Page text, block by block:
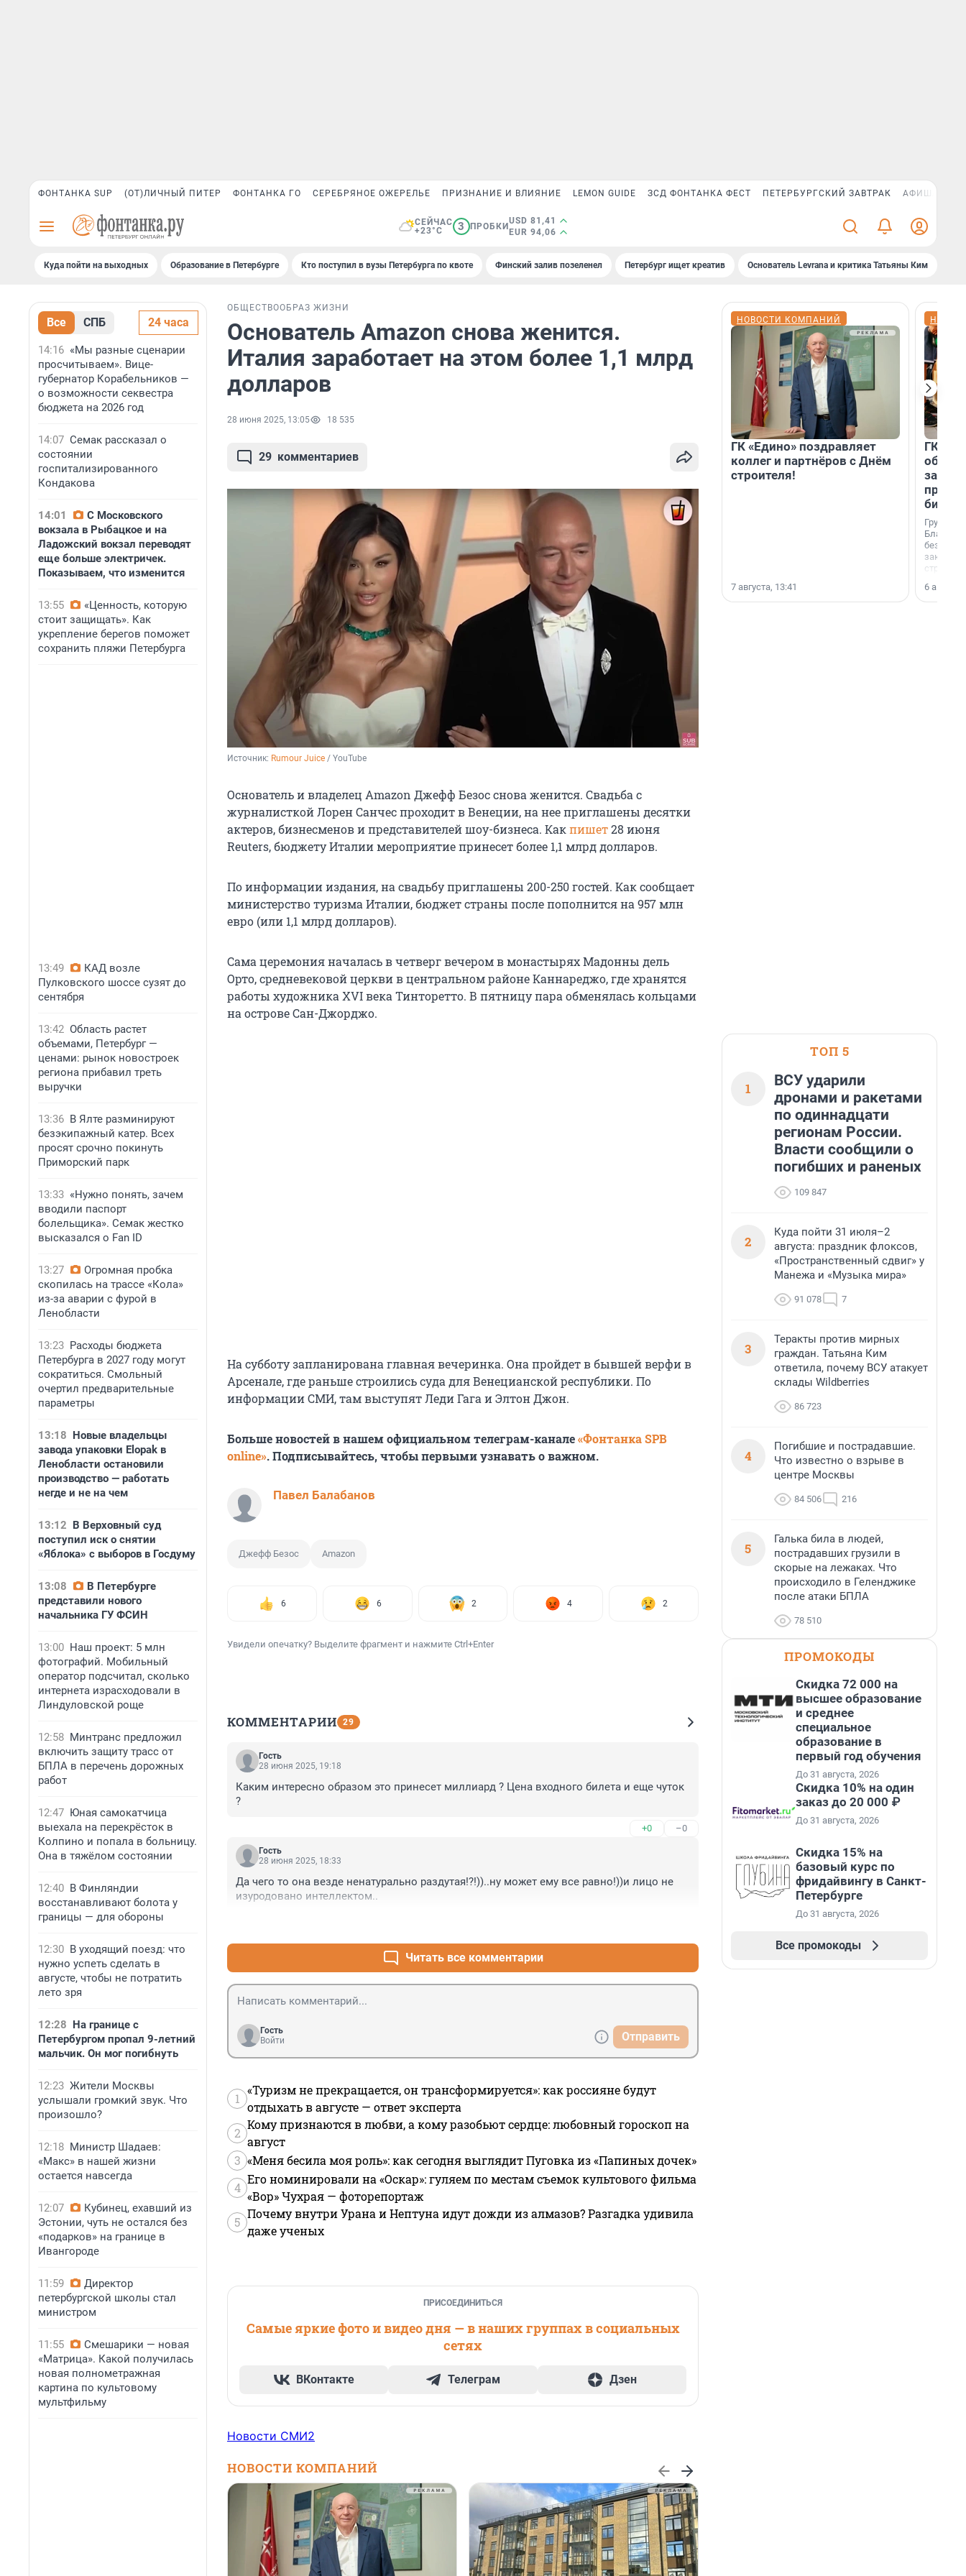
ФОНТАНКА SUP (ОТ)ЛИЧНЫЙ ПИТЕР ФОНТАНКА ГО СЕРЕБРЯНОЕ ОЖЕРЕЛЬЕ ПРИЗНАНИЕ И ВЛИЯНИЕ LEMON GUIDE ЗСД ФОНТАНКА ФЕСТ ПЕТЕРБУРГСКИЙ ЗАВТРАК АФИША PLUS
СЕЙЧАС
+23°C
3 ПРОБКИ
USD 81,41
EUR 94,06
Куда пойти на выходных Образование в Петербурге Кто поступил в вузы Петербурга по квоте Финский залив позеленел Петербург ищет креатив Основатель Levrana и критика Татьяны Ким
Все СПБ 24 часа
14:16 «Мы разные сценарии
просчитываем». Вице-
губернатор Корабельников —
о возможности секвестра
бюджета на 2026 год
14:07 Семак рассказал о
состоянии
госпитализированного
Кондакова
14:01
С Московского
вокзала в Рыбацкое и на
Ладожский вокзал переводят
еще больше электричек.
Показываем, что изменится
13:55
«Ценность, которую
стоит защищать». Как
укрепление берегов поможет
сохранить пляжи Петербурга
13:49
КАД возле
Пулковского шоссе сузят до
сентября
13:42 Область растет
объемами, Петербург —
ценами: рынок новостроек
региона прибавил треть
выручки
13:36 В Ялте разминируют
безэкипажный катер. Всех
просят срочно покинуть
Приморский парк
13:33 «Нужно понять, зачем
вводили паспорт
болельщика». Семак жестко
высказался о Fan ID
13:27
Огромная пробка
скопилась на трассе «Кола»
из-за аварии с фурой в
Ленобласти
13:23 Расходы бюджета
Петербурга в 2027 году могут
сократиться. Смольный
очертил предварительные
параметры
13:18 Новые владельцы
завода упаковки Elopak в
Ленобласти остановили
производство — работать
негде и не на чем
13:12 В Верховный суд
поступил иск о снятии
«Яблока» с выборов в Госдуму
13:08
В Петербурге
представили нового
начальника ГУ ФСИН
13:00 Наш проект: 5 млн
фотографий. Мобильный
оператор подсчитал, сколько
интернета израсходовали в
Линдуловской роще
12:58 Минтранс предложил
включить защиту трасс от
БПЛА в перечень дорожных
работ
12:47 Юная самокатчица
выехала на перекрёсток в
Колпино и попала в больницу.
Она в тяжёлом состоянии
12:40 В Финляндии
восстанавливают болота у
границы — для обороны
12:30 В уходящий поезд: что
нужно успеть сделать в
августе, чтобы не потратить
лето зря
12:28 На границе с
Петербургом пропал 9-летний
мальчик. Он мог погибнуть
12:23 Жители Москвы
услышали громкий звук. Что
произошло?
12:18 Министр Шадаев:
«Макс» в нашей жизни
остается навсегда
12:07
Кубинец, ехавший из
Эстонии, чуть не остался без
«подарков» на границе в
Ивангороде
11:59
Директор
петербургской школы стал
министром
11:55
Смешарики — новая
«Матрица». Какой получилась
новая полнометражная
картина по культовому
мультфильму
ОБЩЕСТВООБРАЗ ЖИЗНИ
Основатель Amazon снова женится.
Италия заработает на этом более 1,1 млрд
долларов
28 июня 2025, 13:05 18 535
29 комментариев
Источник: Rumour Juice / YouTube
Основатель и владелец Amazon Джефф Безос снова женится. Свадьба с
журналисткой Лорен Санчес проходит в Венеции, на нее приглашены десятки
актеров, бизнесменов и представителей шоу-бизнеса. Какпишет28 июня
Reuters, бюджету Италии мероприятие принесет более 1,1 млрддолларов.
По информации издания, на свадьбу приглашены 200-250 гостей. Как сообщает
министерство туризма Италии, бюджет страны после пополнится на 957 млн
евро (или 1,1 млрддолларов).
Сама церемония началась в четверг вечером в монастырях Мадонны дель
Орто, средневековой церкви в центральном районе Каннареджо, где хранятся
работы художника XVI века Тинторетто. В пятницу пара обменялась кольцами
на острове Сан-Джорджо.
На субботу запланирована главная вечеринка. Она пройдет в бывшей верфи в
Арсенале, где раньше строились суда для Венецианской республики. По
информации СМИ, там выступят Леди Гага и Элтон Джон.
Больше новостей в нашем официальном телеграм-канале«Фонтанка SPB
online». Подписывайтесь, чтобы первыми узнавать о важном.
Павел Балабанов
Джефф Безос Amazon
6 6 2 4 2
Увидели опечатку? Выделите фрагмент и нажмите Ctrl+Enter
КОММЕНТАРИИ 29
Гость
28 июня 2025, 19:18
Каким интересно образом это принесет миллиард ? Цена входного билета и еще чуток
?
+0 –0
Гость
28 июня 2025, 18:33
Да чего то она везде ненатурально раздутая!?!))..ну может ему все равно!))и лицо не
изуродовано интеллектом..
Читать все комментарии
Гость
Войти
Отправить
1
«Туризм не прекращается, он трансформируется»: как россияне будут
отдыхать в августе — ответ эксперта
2
Кому признаются в любви, а кому разобьют сердце: любовный гороскоп на
август
3 «Меня бесила моя роль»: как сегодня выглядит Пуговка из «Папиных дочек»
4
Его номинировали на «Оскар»: гуляем по местам съемок культового фильма
«Вор» Чухрая — фоторепортаж
5
Почему внутри Урана и Нептуна идут дожди из алмазов? Разгадка удивила
даже ученых
ПРИСОЕДИНИТЬСЯ
Самые яркие фото и видео дня — в наших группах в социальных
сетях
ВКонтакте Телеграм Дзен
Новости СМИ2
НОВОСТИ КОМПАНИЙ
НОВОСТИ КОМПАНИЙ
ГК «Едино» поздравляет
коллег и партнёров с Днём
строителя!
7 августа, 13:41
ГК
Группа
6
ТОП 5
1
ВСУ ударили
дронами и ракетами
по одиннадцати
регионам России.
Власти сообщили о
погибших и раненых
109 847
2
Куда пойти 31 июля–2
августа: праздник флоксов,
«Пространственный сдвиг» у
Манежа и «Музыка мира»
91 078 7
3
Теракты против мирных
граждан. Татьяна Ким
ответила, почему ВСУ атакует
склады Wildberries
86 723
4
Погибшие и пострадавшие.
Что известно о взрыве в
центре Москвы
84 506 216
5
Галька била в людей,
пострадавших грузили в
скорые на лежаках. Что
происходило в Геленджике
после атаки БПЛА
78 510
ПРОМОКОДЫ
Скидка 72 000 на
высшее образование
и среднее
специальное
образование в
первый год обучения
До 31 августа, 2026
Скидка 10% на один
заказ до 20 000 ₽
До 31 августа, 2026
Скидка 15% на
базовый курс по
фридайвингу в Санкт-
Петербурге
До 31 августа, 2026
Все промокоды